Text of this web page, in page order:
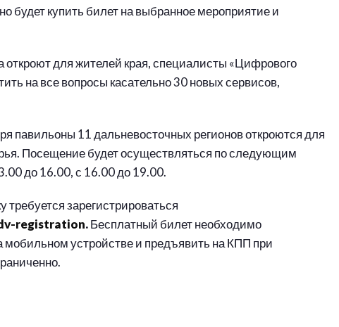
будет купить билет на выбранное мероприятие и
откроют для жителей края, специалисты «Цифрового
на все вопросы касательно 30 новых сервисов,
павильоны 11 дальневосточных регионов откроются для
Посещение будет осуществляться по следующим
до 16.00, с 16.00 до 19.00.
зарегистрироваться
registration.Бесплатный билет необходимо
мобильном устройстве и предъявить на КПП при